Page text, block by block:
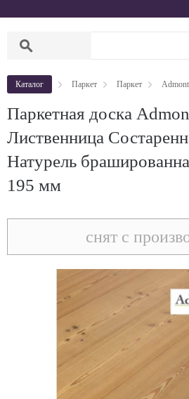
search
Каталог Паркет Паркет
Паркетная доска
Лиственница
Натурель
195 мм
снят с